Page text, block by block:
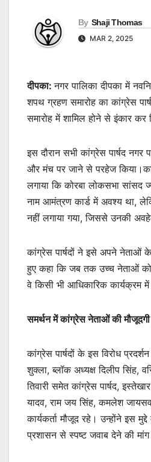
By Shaji Thomas
MAR 2, 2025
दीपका:नगर पालिका दीपका में
शपथ ग्रहण समारोह का कांग्रेस
समारोह में शामिल होने से इंकार कर
इस दौरान सभी कांग्रेस पार्षद
और मंच पर जाने से परहेज
लगाया कि कोरबा लोकसभा सांसद
नाम आमंत्रण कार्ड में अवश्य था,
नहीं लगाया गया, जिससे उनकी
कांग्रेस पार्षदों ने इसे अपने नेताओं के
हुए कहा कि जब तक उच्च नेताओं को
वे किसी भी आधिकारिक कार्यक्रम
समर्थन में कांग्रेस नेताओं की मौजूदगी
कांग्रेस पार्षदों के इस विरोध
शुक्ला, ब्लॉक अध्यक्ष दिलीप सिंह,
तिवारी समेत कांग्रेस पार्षद,
यादव, राम जय सिंह, कमलेश
कार्यकर्ता मौजूद रहे। उन्होंने इस
प्रशासन से स्पष्ट जवाब देने की